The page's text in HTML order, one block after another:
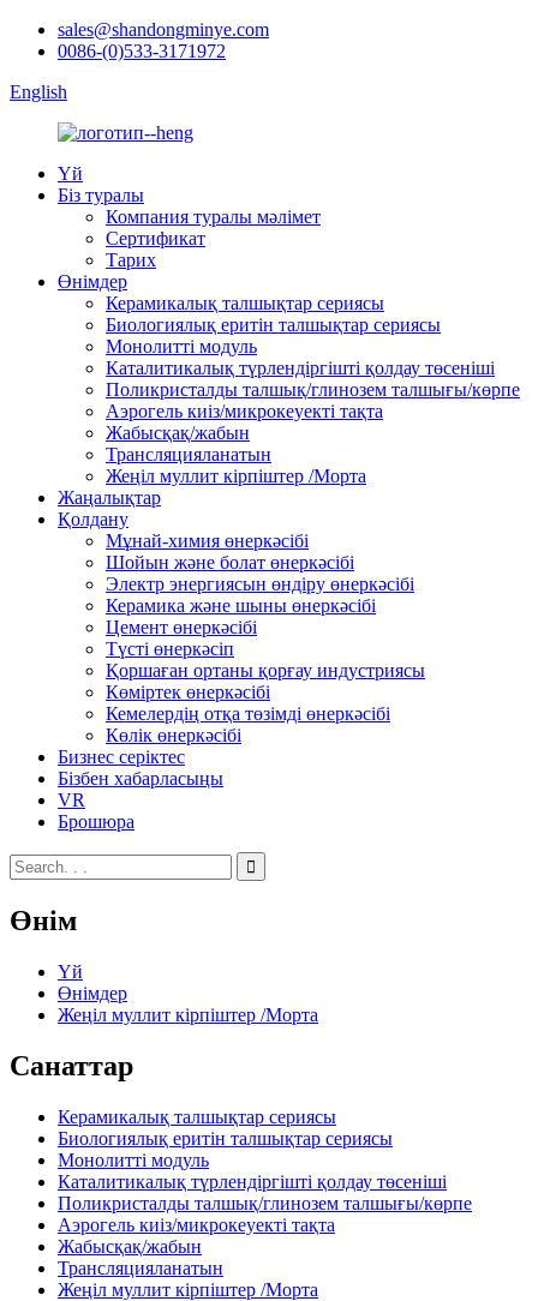
sales@shandongminye.com
0086-(0)533-3171972
English
Үй
Біз туралы
Компания туралы мәлімет
Сертификат
Тарих
Өнімдер
Керамикалық талшықтар сериясы
Биологиялық еритін талшықтар сериясы
Монолитті модуль
Каталитикалық түрлендіргішті қолдау төсеніші
Поликристалды талшық/глинозем талшығы/көрпе
Аэрогель киіз/микрокеуекті тақта
Жабысқақ/жабын
Трансляцияланатын
Жеңіл муллит кірпіштер /Морта
Жаңалықтар
Қолдану
Мұнай-химия өнеркәсібі
Шойын және болат өнеркәсібі
Электр энергиясын өндіру өнеркәсібі
Керамика және шыны өнеркәсібі
Цемент өнеркәсібі
Түсті өнеркәсіп
Қоршаған ортаны қорғау индустриясы
Көміртек өнеркәсібі
Кемелердің отқа төзімді өнеркәсібі
Көлік өнеркәсібі
Бизнес серіктес
Бізбен хабарласыңы
VR
Брошюра
Өнім
Үй
Өнімдер
Жеңіл муллит кірпіштер /Морта
Санаттар
Керамикалық талшықтар сериясы
Биологиялық еритін талшықтар сериясы
Монолитті модуль
Каталитикалық түрлендіргішті қолдау төсеніші
Поликристалды талшық/глинозем талшығы/көрпе
Аэрогель киіз/микрокеуекті тақта
Жабысқақ/жабын
Трансляцияланатын
Жеңіл муллит кірпіштер /Морта